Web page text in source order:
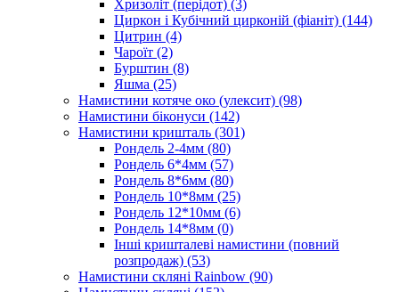
Хризоліт (перідот) (3)
Циркон і Кубічний цирконій (фіаніт) (144)
Цитрин (4)
Чароїт (2)
Бурштин (8)
Яшма (25)
Намистини котяче око (улексит) (98)
Намистини біконуси (142)
Намистини кришталь (301)
Рондель 2-4мм (80)
Рондель 6*4мм (57)
Рондель 8*6мм (80)
Рондель 10*8мм (25)
Рондель 12*10мм (6)
Рондель 14*8мм (0)
Інші кришталеві намистини (повний
розпродаж) (53)
Намистини скляні Rainbow (90)